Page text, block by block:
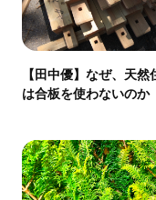
【田中優】なぜ、天然
は合板を使わないのか